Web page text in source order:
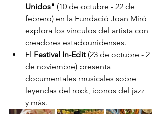
Unidos" (10 de octubre - 22 de
febrero) en la Fundació Joan Miró
explora los vínculos del artista con
creadores estadounidenses.
El Festival In-Edit (23 de octubre - 2
de noviembre) presenta
documentales musicales sobre
leyendas del rock, íconos del jazz
y más.